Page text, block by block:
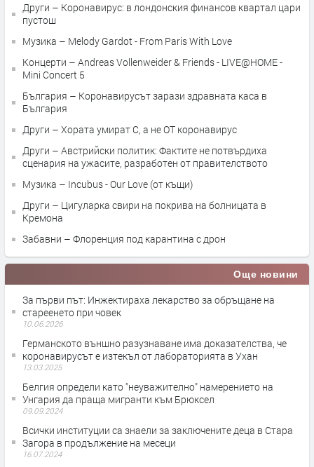
Други – Коронавирус: в лондонския финансов квартал цари
пустош
Музика – Melody Gardot - From Paris With Love
Концерти – Andreas Vollenweider & Friends - LIVE@HOME -
Mini Concert 5
България – Коронавирусът зарази здравната каса в
България
Други – Хората умират С, а не ОТ коронавирус
Други – Австрийски политик: Фактите не потвърдиха
сценария на ужасите, разработен от правителството
Музика – Incubus - Our Love (от къщи)
Други – Цигуларка свири на покрива на болницата в
Кремона
Забавни – Флоренция под карантина с дрон
Още новини
За първи път: Инжектираха лекарство за обръщане на
стареенето при човек
10.06.2026
Германското външно разузнаване има доказателства, че
коронавирусът е изтекъл от лабораторията в Ухан
13.03.2025
Белгия определи като "неуважително" намерението на
Унгария да праща мигранти към Брюксел
09.09.2024
Всички институции са знаели за заключените деца в Стара
Загора в продължение на месеци
16.07.2024